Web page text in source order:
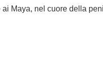
ai Maya, nel cuore della